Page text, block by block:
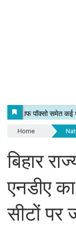
Home
बिहार
एनडीए
सीटों पर